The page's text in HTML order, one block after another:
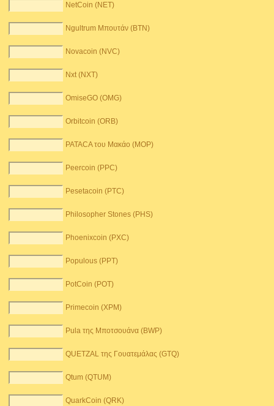
NetCoin (NET)
Ngultrum Μπουτάν (BTN)
Novacoin (NVC)
Nxt (NXT)
OmiseGO (OMG)
Orbitcoin (ORB)
PATACA του Μακάο (MOP)
Peercoin (PPC)
Pesetacoin (PTC)
Philosopher Stones (PHS)
Phoenixcoin (PXC)
Populous (PPT)
PotCoin (POT)
Primecoin (XPM)
Pula της Μποτσουάνα (BWP)
QUETZAL της Γουατεμάλας (GTQ)
Qtum (QTUM)
QuarkCoin (QRK)